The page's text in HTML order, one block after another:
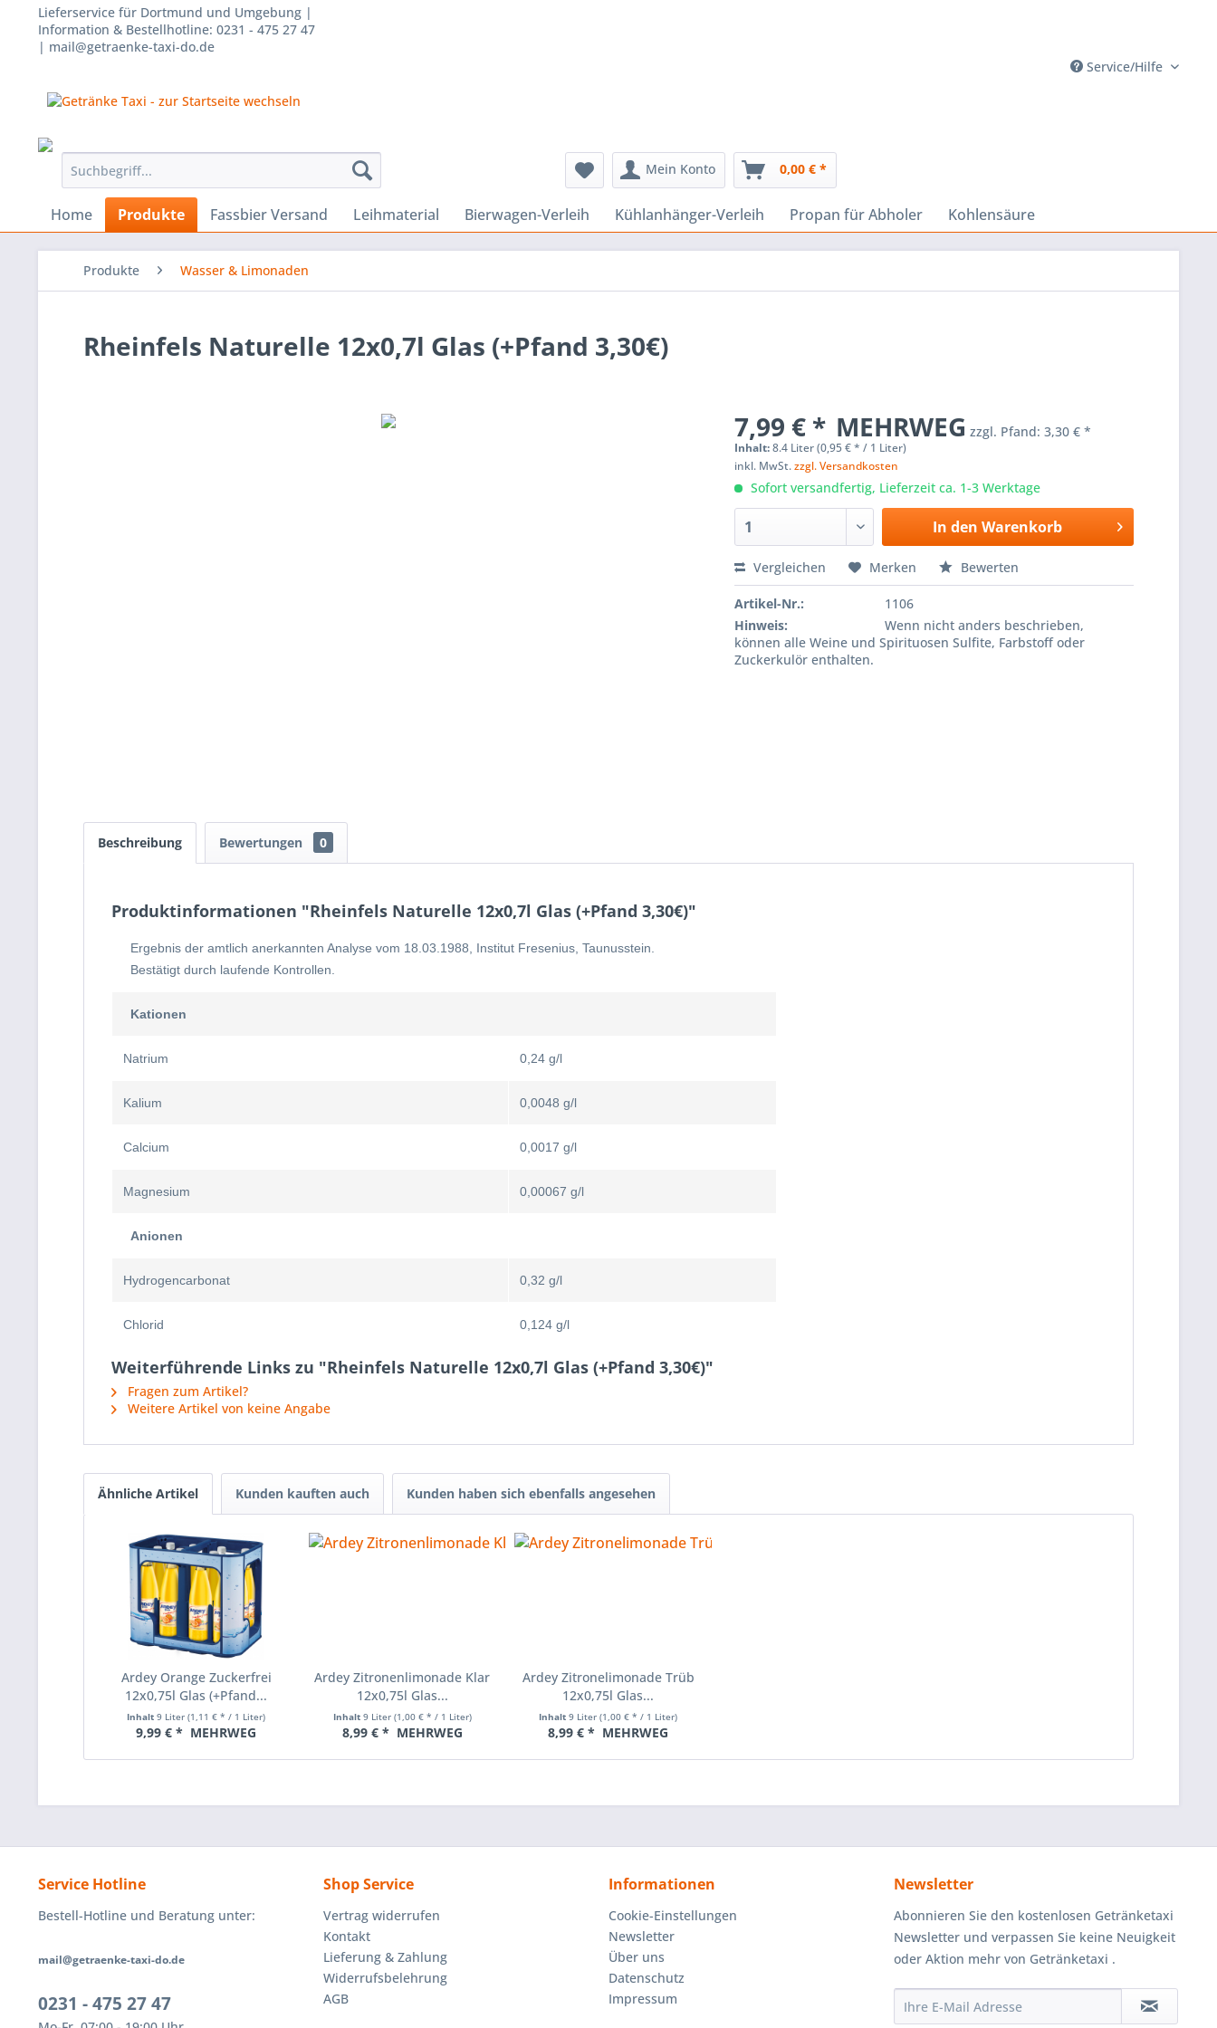
Lieferservice für Dortmund und Umgebung |
Information & Bestellhotline: 0231 - 475 27 47
| mail@getraenke-taxi-do.de
Service/Hilfe
Mein Konto 0,00 € *
Home Produkte Fassbier Versand Leihmaterial Bierwagen-Verleih Kühlanhänger-Verleih Propan für Abholer Kohlensäure
Produkte Wasser & Limonaden
Rheinfels Naturelle 12x0,7l Glas (+Pfand 3,30€)
7,99 € * MEHRWEG zzgl. Pfand: 3,30 € *
Inhalt:8.4 Liter (0,95 € * / 1 Liter)
inkl. MwSt.zzgl. Versandkosten
Sofort versandfertig, Lieferzeit ca. 1-3 Werktage
In den Warenkorb
Vergleichen Merken Bewerten
Artikel-Nr.:
1106
Hinweis:
Wenn nicht anders beschrieben,
können alle Weine und Spirituosen Sulfite, Farbstoff oder
Zuckerkulör enthalten.
Beschreibung Bewertungen 0
Produktinformationen "Rheinfels Naturelle 12x0,7l Glas (+Pfand 3,30€)"
Ergebnis der amtlich anerkannten Analyse vom 18.03.1988, Institut Fresenius, Taunusstein.
Bestätigt durch laufende Kontrollen.
Kationen
Natrium 0,24 g/l
Kalium 0,0048 g/l
Calcium 0,0017 g/l
Magnesium 0,00067 g/l
Anionen
Hydrogencarbonat 0,32 g/l
Chlorid 0,124 g/l
Weiterführende Links zu "Rheinfels Naturelle 12x0,7l Glas (+Pfand 3,30€)"
Fragen zum Artikel?
Weitere Artikel von keine Angabe
Ähnliche Artikel Kunden kauften auch Kunden haben sich ebenfalls angesehen
Ardey Orange Zuckerfrei
12x0,75l Glas (+Pfand...
Inhalt9 Liter(1,11 € * / 1 Liter)
9,99 € * MEHRWEG
Ardey Zitronenlimonade Klar
12x0,75l Glas...
Inhalt 9 Liter (1,00 € * / 1 Liter)
8,99 € * MEHRWEG
Ardey Zitronelimonade Trüb
12x0,75l Glas...
Inhalt9 Liter(1,00 € * / 1 Liter)
8,99 € * MEHRWEG
Service Hotline
Bestell-Hotline und Beratung unter:
mail@getraenke-taxi-do.de
0231 - 475 27 47
Shop Service
Vertrag widerrufen
Kontakt
Lieferung & Zahlung
Widerrufsbelehrung
AGB
Informationen
Cookie-Einstellungen
Newsletter
Über uns
Datenschutz
Impressum
Newsletter
Abonnieren Sie den kostenlosen Getränketaxi
Newsletter und verpassen Sie keine Neuigkeit
oder Aktion mehr von Getränketaxi .